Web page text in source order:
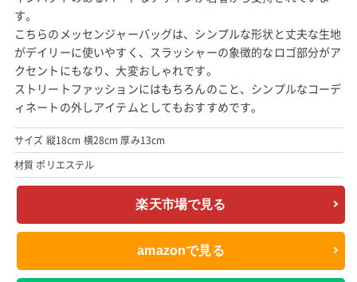
す。
こちらのメッセンジャーバッグは、シンプルな形状と丈夫な生地
がデイリーに使いやすく、スラッシャーの象徴的なロゴ部分がア
クセントにもなり、大変おしゃれです。
ストリートファッションにはもちろんのこと、シンプルなコーデ
ィネートの外しアイテムとしてもおすすめです。
サイズ 縦18cm 横28cm 厚み13cm
材質 ポリエステル
楽天市場で見る
amazonで見る